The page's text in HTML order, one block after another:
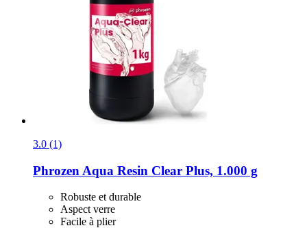
3.0 (1)
Phrozen Aqua Resin Clear Plus, 1.000 g
Robuste et durable
Aspect verre
Facile à plier